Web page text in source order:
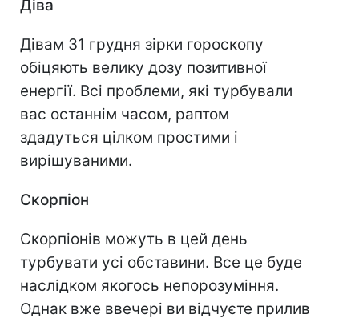
Діва
Дівам 31 грудня зірки гороскопу
обіцяють велику дозу позитивної
енергії. Всі проблеми, які турбували
вас останнім часом, раптом
здадуться цілком простими і
вирішуваними.
Скорпіон
Скорпіонів можуть в цей день
турбувати усі обставини. Все це буде
наслідком якогось непорозуміння.
Однак вже ввечері ви відчуєте прилив